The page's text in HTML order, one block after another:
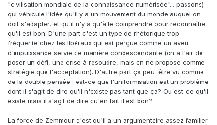
"civilisation mondiale de la connaissance numérisée"... passons)
qui véhicule l'idée qu'il y a un mouvement du monde auquel on
doit s'adapter, et qu'il n'y a qu'à le comprendre pour reconnaître
qu'il est bon. D'une part c'est un type de rhétorique trop
fréquente chez les libéraux qui est perçue comme un aveu
d'impuissance servie de manière condescendante (on a l'air de
poser un défi, une crise à résoudre, mais on ne propose comme
stratégie que l'acceptation). D'autre part ça peut être vu comme
de la double pensée : est-ce que l'uniformisation est un problème
dont il s'agit de dire qu'il n'existe pas tant que ça? Ou est-ce qu'il
existe mais il s'agit de dire qu'en fait il est bon?
La force de Zemmour c'est qu'il a un argumentaire assez familier